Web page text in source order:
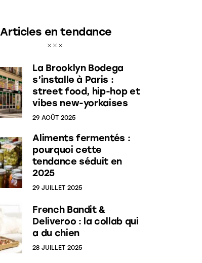
Articles en tendance
La Brooklyn Bodega
s’installe à Paris :
street food, hip-hop et
vibes new-yorkaises
29 AOÛT 2025
Aliments fermentés :
pourquoi cette
tendance séduit en
2025
29 JUILLET 2025
French Bandit &
Deliveroo : la collab qui
a du chien
28 JUILLET 2025